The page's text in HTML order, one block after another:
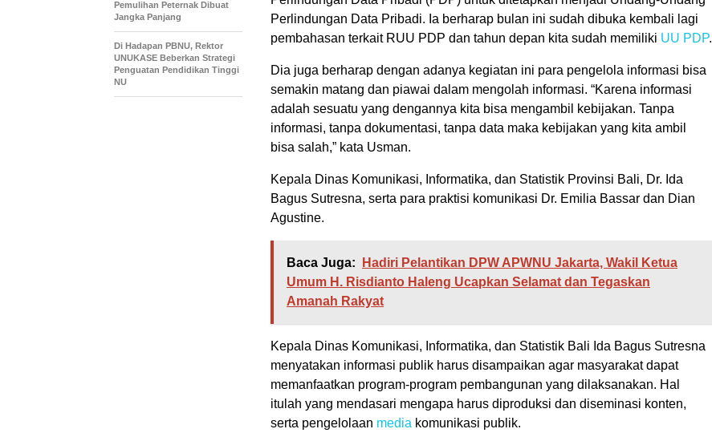
Perlindungan Data Pribadi. Ia berharap bulan ini sudah dibuka kembali lagi
pembahasan terkait RUU PDP dan tahun depan kita sudah memiliki UU PDP.
Dia juga berharap dengan adanya kegiatan ini para pengelola informasi bisa
semakin matang dan piawai dalam mengolah informasi. “Karena informasi
adalah sesuatu yang dengannya kita bisa mengambil kebijakan. Tanpa
informasi, tanpa dokumentasi, tanpa data maka kebijakan yang kita ambil
bisa salah,” kata Usman.
Kepala Dinas Komunikasi, Informatika, dan Statistik Provinsi Bali, Dr. Ida
Bagus Sutresna, serta para praktisi komunikasi Dr. Emilia Bassar dan Dian
Agustine.
Baca Juga:
Hadiri Pelantikan DPW APWNU Jakarta, Wakil Ketua
Umum H. Risdianto Haleng Ucapkan Selamat dan Tegaskan
Amanah Rakyat
Kepala Dinas Komunikasi, Informatika, dan Statistik Bali Ida Bagus Sutresna
menyatakan informasi publik harus disampaikan agar masyarakat dapat
memanfaatkan program-program pembangunan yang dilaksanakan. Hal
itulah yang mendasari mengapa harus diproduksi dan diseminasi konten,
serta pengelolaan media komunikasi publik.
Pemulihan Peternak Dibuat
Jangka Panjang
Di Hadapan PBNU, Rektor
UNUKASE Beberkan Strategi
Penguatan Pendidikan Tinggi
NU